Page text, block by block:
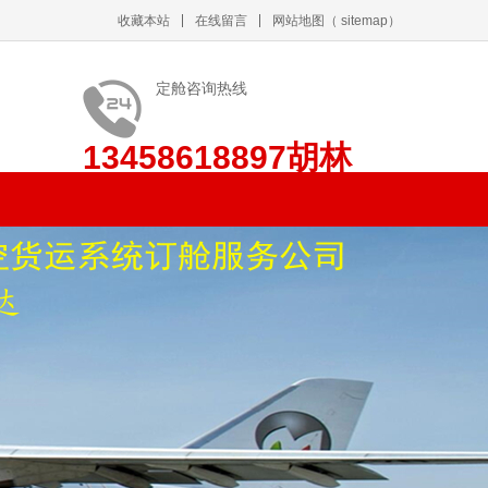
收藏本站 在线留言 网站地图 （ sitemap ）
定舱咨询热线
13458618897胡林